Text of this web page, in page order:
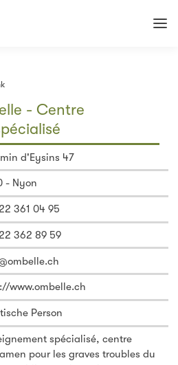
- Centre
d'Eysins 47
- Nyon
361 04 95
362 89 59
www.ombelle.ch
Person
spécialisé, centre
pour les graves troubles du